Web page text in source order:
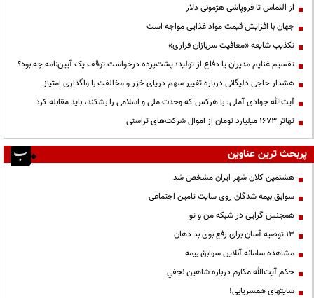
از التماس تا فروپاشی هژمونی دلار
جهان با افزایش قیمت مواد غذایی مواجه است
تکذیب شایعه «معافیت سربازان فراری»
تقسیم غنایم مدیران یا دفاع از تولید؛ پشت‌پرده درخواست توقف یک آیین‌نامه چه بود؟
هشدار حاجی دلیگانی درباره تغییر سهم دریای خزر و مخالفت با واگذاری امتیاز
آیت‌الله جوادی آملی: با هرکس که وحدت ملی و اسلامی را بشکند، باید مقابله کرد
تهاتر ۱۶۷۳ میلیارد تومان از اموال شرکت‌های تراستی
پربحث ترین عناوین
هشتمین کلان شهر ایران مشخص شد
سوابق بیمه شدگان روی سایت تامین اجتماعی
همجنس گرایی در شبکه من و تو
13 توصیه آسان برای رفع بوی بد دهان
مشاهده سامانه آنلاين سوابق بیمه
حكم آيت‌الله مكارم درباره شاهين نجفي
سایتهای همسریابی!